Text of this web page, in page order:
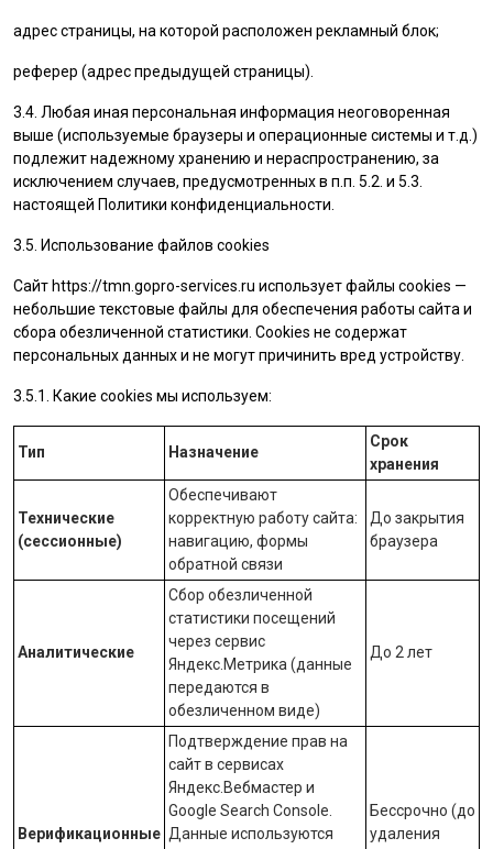
адрес страницы, на которой расположен рекламный блок;
реферер (адрес предыдущей страницы).
3.4. Любая иная персональная информация неоговоренная
выше (используемые браузеры и операционные системы и т.д.)
подлежит надежному хранению и нераспространению, за
исключением случаев, предусмотренных в п.п. 5.2. и 5.3.
настоящей Политики конфиденциальности.
3.5. Использование файлов cookies
Сайт https://tmn.gopro-services.ru использует файлы cookies —
небольшие текстовые файлы для обеспечения работы сайта и
сбора обезличенной статистики. Cookies не содержат
персональных данных и не могут причинить вред устройству.
3.5.1. Какие cookies мы используем:
Тип Назначение
Срок
хранения
Технические
(сессионные)
Обеспечивают
корректную работу сайта:
навигацию, формы
обратной связи
До закрытия
браузера
Аналитические
Сбор обезличенной
статистики посещений
через сервис
Яндекс.Метрика (данные
передаются в
обезличенном виде)
До 2 лет
Верификационные
Подтверждение прав на
сайт в сервисах
Яндекс.Вебмастер и
Google Search Console
Данные используются
Бессрочно (до
удаления